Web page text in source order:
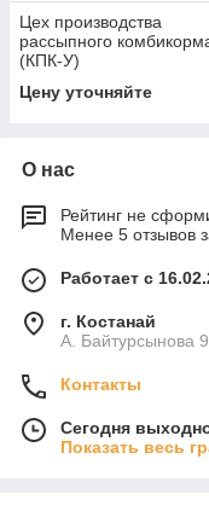
Цех производства
рассыпного
(КПК-У)
Цену уточняйте
О нас
Рейтинг не
Менее 5 отзывов
Работает с
г. Костанай
А. Байтурсынова
Контакты
Сегодня
Показать весь